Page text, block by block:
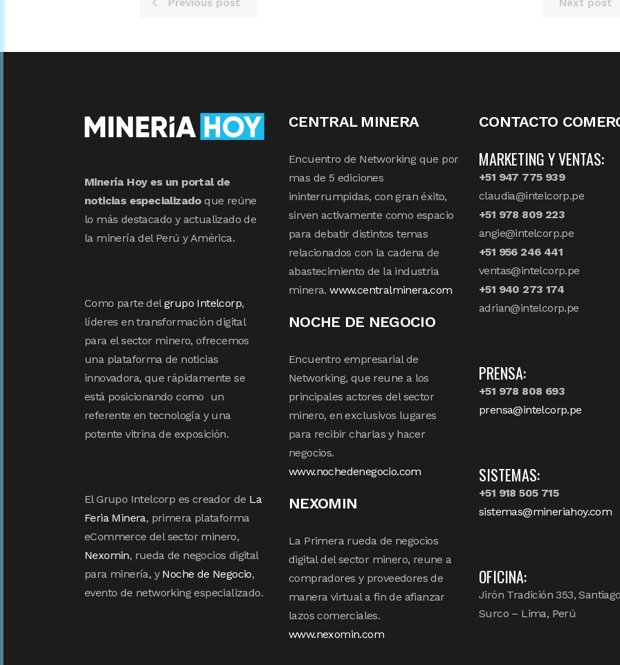
Previous post Next post
Minería Hoy es un portal de
noticias especializadoque reúne
lo más destacado y actualizado de
la minería del Perú y América.
Como parte delgrupo Intelcorp,
líderes en transformación digital
para el sector minero, ofrecemos
una plataforma de noticias
innovadora, que rápidamente se
está posicionando como un
referente en tecnología y una
potente vitrina de exposición.
El Grupo Intelcorp es creador de La
Feria Minera, primera plataforma
eCommerce del sector minero,
Nexomin, rueda de negocios digital
para minería, y Noche de Negocio,
evento de networking especializado.
CENTRAL MINERA
Encuentro de Networking que por
mas de 5 ediciones
ininterrumpidas, con gran éxito,
sirven activamente como espacio
para debatir distintos temas
relacionados con la cadena de
abastecimiento de la industria
minera.www.centralminera.com
NOCHE DE NEGOCIO
Encuentro empresarial de
Networking, que reune a los
principales actores del sector
minero, en exclusivos lugares
para recibir charlas y hacer
negocios.
www.nochedenegocio.com
NEXOMIN
La Primera rueda de negocios
digital del sector minero, reune a
compradores y proveedores de
manera virtual a fin de afianzar
lazos comerciales.
www.nexomin.com
CONTACTO
MARKETING Y VENTAS:
+51 947 775 939
claudia@intelcorp.pe
+51 978 809 223
angie@intelcorp.pe
+51 956 246 441
ventas@intelcorp.pe
+51 940 273 174
adrian@intelcorp.pe
PRENSA:
+51 978 808 693
prensa@intelcorp.pe
SISTEMAS:
+51 918 505 715
sistemas@mineriahoy.com
OFICINA:
Jirón Tradición 353,
Surco – Lima, Perú